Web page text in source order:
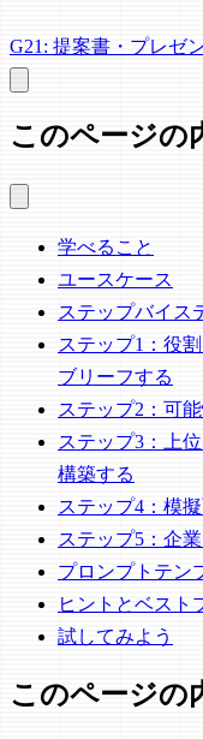
G21: 提案書・プレゼ
このページの
学べること
ユースケース
ステップバイス
ステップ1：役
ブリーフする
ステップ2：可
ステップ3：上
構築する
ステップ4：模
ステップ5：企
プロンプトテン
ヒントとベスト
試してみよう
このページの